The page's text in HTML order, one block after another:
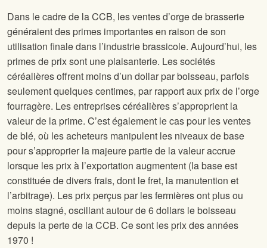
Dans le cadre de la CCB, les ventes d’orge de brasserie
généraient des primes importantes en raison de son
utilisation finale dans l’industrie brassicole. Aujourd’hui, les
primes de prix sont une plaisanterie. Les sociétés
céréalières offrent moins d’un dollar par boisseau, parfois
seulement quelques centimes, par rapport aux prix de l’orge
fourragère. Les entreprises céréalières s’approprient la
valeur de la prime. C’est également le cas pour les ventes
de blé, où les acheteurs manipulent les niveaux de base
pour s’approprier la majeure partie de la valeur accrue
lorsque les prix à l’exportation augmentent (la base est
constituée de divers frais, dont le fret, la manutention et
l’arbitrage). Les prix perçus par les fermières ont plus ou
moins stagné, oscillant autour de 6 dollars le boisseau
depuis la perte de la CCB. Ce sont les prix des années
1970 !